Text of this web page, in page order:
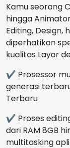
Kamu seorang
hingga
Editing, Design,
diperhatikan
kualitas Layar
✔ Prosessor
generasi
Terbaru
✔ Proses
dari RAM 8GB
multitasking